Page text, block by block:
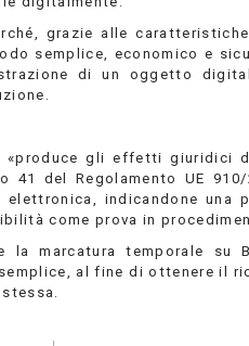
grazie alle
semplice, economico e
di un oggetto
«produce gli effetti giuridici
41 del Regolamento UE
indicandone una
come prova in
marcatura temporale su
al fine di ottenere il